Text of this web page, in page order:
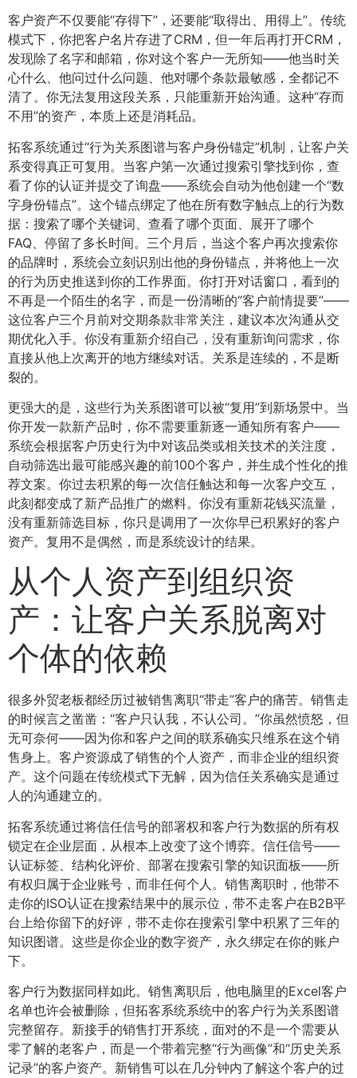
客户资产不仅要能“存得下”，还要能“取得出、用得上”。传统
模式下，你把客户名片存进了CRM，但一年后再打开CRM，
发现除了名字和邮箱，你对这个客户一无所知——他当时关
心什么、他问过什么问题、他对哪个条款最敏感，全都记不
清了。你无法复用这段关系，只能重新开始沟通。这种“存而
不用”的资产，本质上还是消耗品。
拓客系统通过“行为关系图谱与客户身份锚定”机制，让客户关
系变得真正可复用。当客户第一次通过搜索引擎找到你，查
看了你的认证并提交了询盘——系统会自动为他创建一个“数
字身份锚点”。这个锚点绑定了他在所有数字触点上的行为数
据：搜索了哪个关键词、查看了哪个页面、展开了哪个
FAQ、停留了多长时间。三个月后，当这个客户再次搜索你
的品牌时，系统会立刻识别出他的身份锚点，并将他上一次
的行为历史推送到你的工作界面。你打开对话窗口，看到的
不再是一个陌生的名字，而是一份清晰的“客户前情提要”——
这位客户三个月前对交期条款非常关注，建议本次沟通从交
期优化入手。你没有重新介绍自己，没有重新询问需求，你
直接从他上次离开的地方继续对话。关系是连续的，不是断
裂的。
更强大的是，这些行为关系图谱可以被“复用”到新场景中。当
你开发一款新产品时，你不需要重新逐一通知所有客户——
系统会根据客户历史行为中对该品类或相关技术的关注度，
自动筛选出最可能感兴趣的前100个客户，并生成个性化的推
荐文案。你过去积累的每一次信任触达和每一次客户交互，
此刻都变成了新产品推广的燃料。你没有重新花钱买流量，
没有重新筛选目标，你只是调用了一次你早已积累好的客户
资产。复用不是偶然，而是系统设计的结果。
从个人资产到组织资
产：让客户关系脱离对
个体的依赖
很多外贸老板都经历过被销售离职“带走”客户的痛苦。销售走
的时候言之凿凿：“客户只认我，不认公司。”你虽然愤怒，但
无可奈何——因为你和客户之间的联系确实只维系在这个销
售身上。客户资源成了销售的个人资产，而非企业的组织资
产。这个问题在传统模式下无解，因为信任关系确实是通过
人的沟通建立的。
拓客系统通过将信任信号的部署权和客户行为数据的所有权
锁定在企业层面，从根本上改变了这个博弈。信任信号——
认证标签、结构化评价、部署在搜索引擎的知识面板——所
有权归属于企业账号，而非任何个人。销售离职时，他带不
走你的ISO认证在搜索结果中的展示位，带不走客户在B2B平
台上给你留下的好评，带不走你在搜索引擎中积累了三年的
知识图谱。这些是你企业的数字资产，永久绑定在你的账户
下。
客户行为数据同样如此。销售离职后，他电脑里的Excel客户
名单也许会被删除，但拓客系统系统中的客户行为关系图谱
完整留存。新接手的销售打开系统，面对的不是一个需要从
零了解的老客户，而是一个带着完整“行为画像”和“历史关系
记录”的客户资产。新销售可以在几分钟内了解这个客户的过